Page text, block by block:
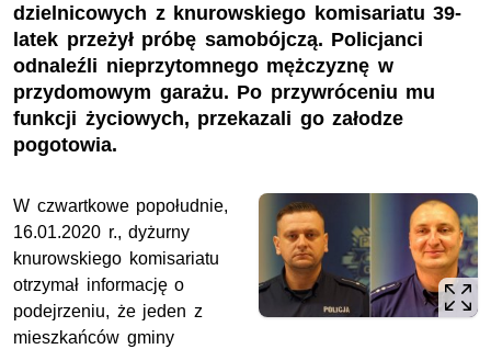
dzielnicowych z knurowskiego komisariatu 39-
latek przeżył próbę samobójczą. Policjanci
odnaleźli nieprzytomnego mężczyznę w
przydomowym garażu. Po przywróceniu mu
funkcji życiowych, przekazali go załodze
pogotowia.
W czwartkowe popołudnie,
16.01.2020 r., dyżurny
knurowskiego komisariatu
otrzymał informację o
podejrzeniu, że jeden z
mieszkańców gminy